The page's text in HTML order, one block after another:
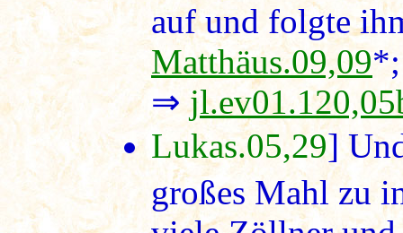
auf und folgte
Matthäus.09,09
⇒
Lukas.05,29]
großes Mahl zu